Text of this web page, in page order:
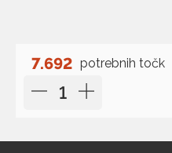
7.692 potrebnih točk